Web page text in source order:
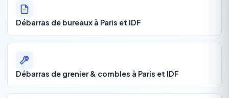
Débarras de bureaux à Paris et IDF
Débarras de grenier & combles à Paris et IDF